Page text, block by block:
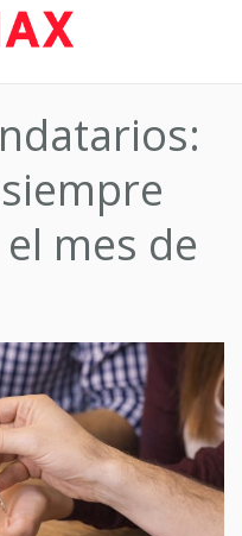
mes de